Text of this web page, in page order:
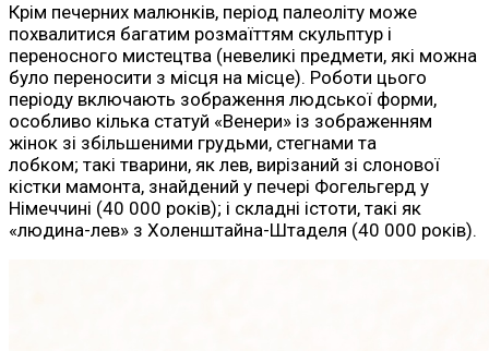
Крім печерних малюнків, період палеоліту може
похвалитися багатим розмаїттям скульптур і
переносного мистецтва (невеликі предмети, які можна
було переносити з місця на місце). Роботи цього
періоду включають зображення людської форми,
особливо кілька статуй «Венери» із зображенням
жінок зі збільшеними грудьми, стегнами та
лобком; такі тварини, як лев, вирізаний зі слонової
кістки мамонта, знайдений у печері Фогельгерд у
Німеччині (40 000 років); і складні істоти, такі як
«людина-лев» з Холенштайна-Штаделя (40 000 років).